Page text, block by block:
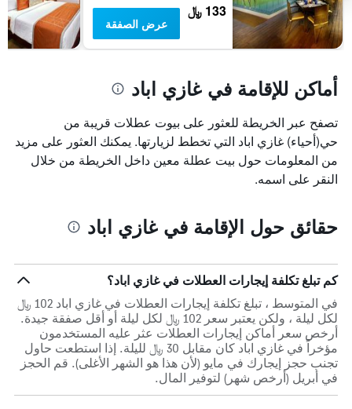
133 ﷼
عرض الصفقة
أماكن للإقامة في غازي اباد
تصفح عبر الخريطة للعثور على بيوت عطلات قريبة من
حي(أحياء) غازي اباد التي تخطط لزيارتها. يمكنك العثور على مزيد
من المعلومات حول بيت عطلة معين داخل الخريطة من خلال
النقر على اسمه.
حقائق حول الإقامة في غازي اباد
كم تبلغ تكلفة إيجارات العطلات في غازي اباد؟
في المتوسط ، تبلغ تكلفة إيجارات العطلات في غازي اباد 102 ﷼
لكل ليلة ، ولكن يعتبر سعر 102 ﷼ لكل ليلة أو أقل صفقة جيدة.
أرخص سعر أماكن إيجارات العطلات عثر عليه المستخدمون
مؤخراً في غازي اباد كان مقابل 30 ﷼ لليلة. إذا استطعت حاول
تجنب حجز إيجارك في مايو (لأن هذا هو الشهر الأغلى). قم الحجز
في أبريل (أرخص شهر) لتوفير المال.